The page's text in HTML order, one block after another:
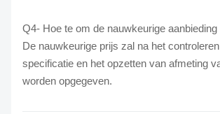
Q4- Hoe te om de nauwkeurige aanbieding
De nauwkeurige prijs zal na het
specificatie en het opzetten van afmeting
worden opgegeven.